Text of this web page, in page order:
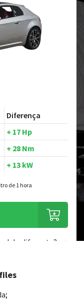
Diferença
+ 17 Hp
+ 28 Nm
+ 13 kW
de 1 hora
diferente?